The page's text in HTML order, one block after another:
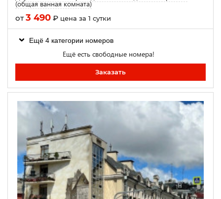
(общая ванная комната)
от3 490 ₽ цена за 1 сутки
Ещё 4 категории номеров
Ещё есть свободные номера!
Заказать